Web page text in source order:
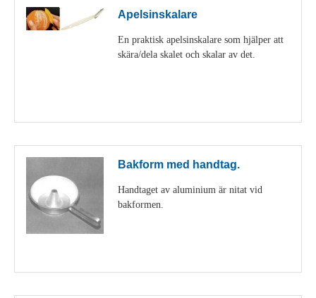
Apelsinskalare
En praktisk apelsinskalare som hjälper att
skära/dela skalet och skalar av det.
Bakform med handtag.
Handtaget av aluminium är nitat vid
bakformen.